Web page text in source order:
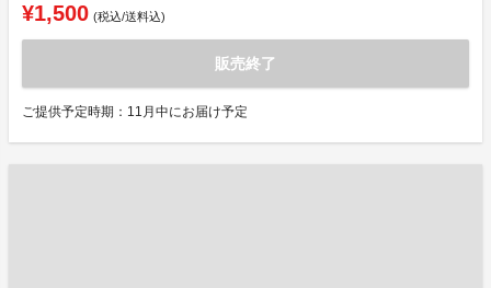
¥1,500 (税込/送料込)
販売終了
ご提供予定時期：11月中にお届け予定